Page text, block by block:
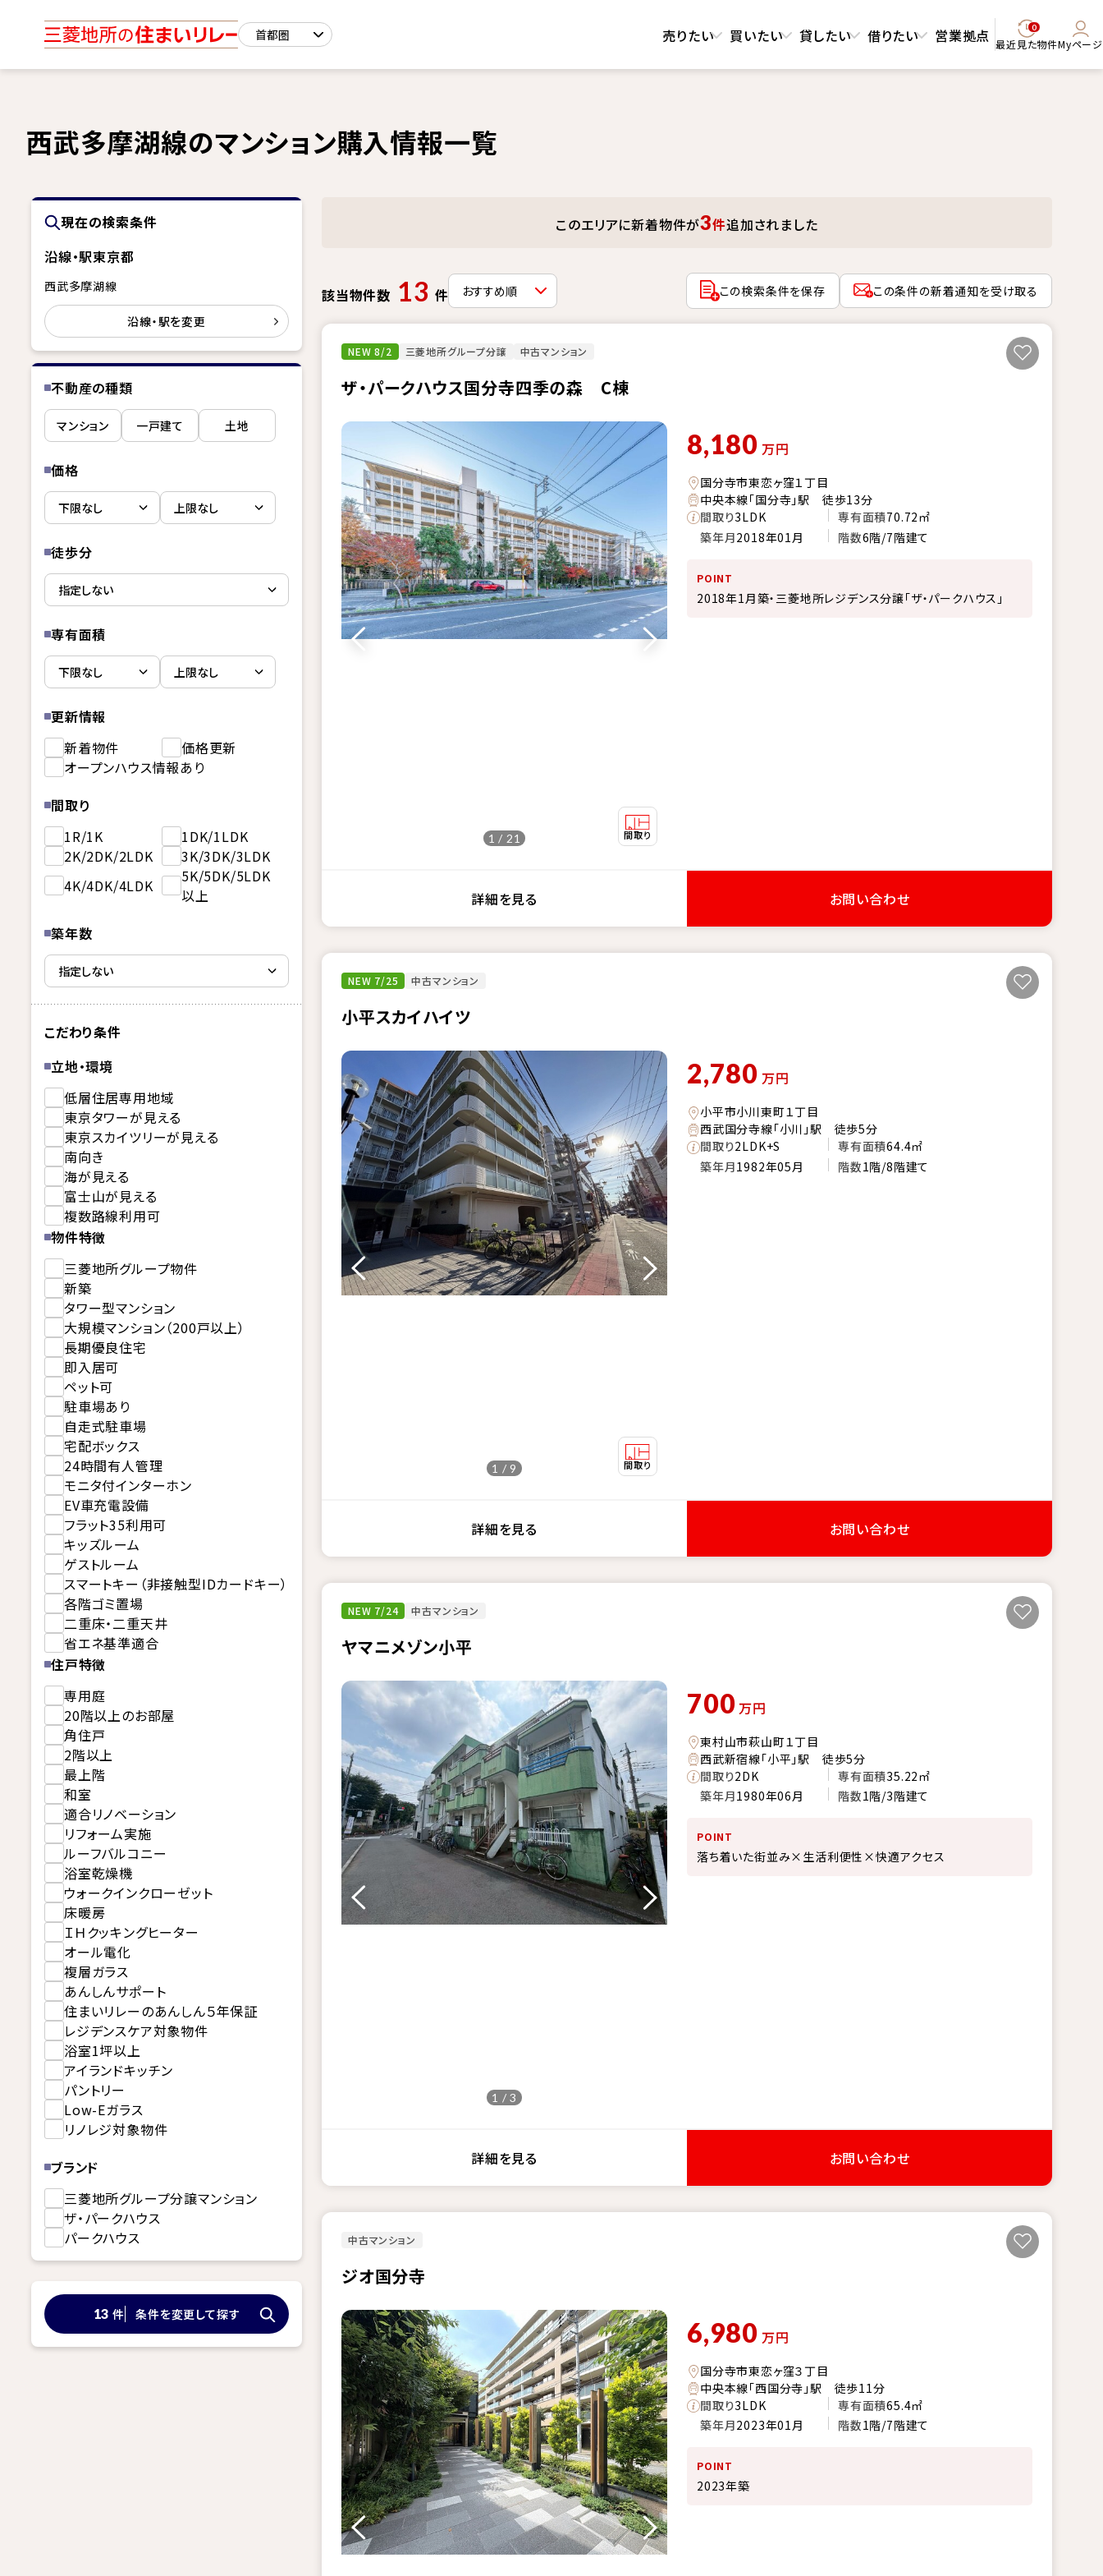
売りたい 買いたい 貸したい 借りたい 営業拠点 0
最近見た物件Myページ
西武多摩湖線のマンション購入情報一覧
現在の検索条件
沿線・駅東京都
西武多摩湖線
沿線・駅を変更
不動産の種類
マンション 一戸建て 土地
価格
徒歩分
専有面積
更新情報
新着物件
価格更新
オープンハウス情報あり
間取り
1R/1K
1DK/1LDK
2K/2DK/2LDK
3K/3DK/3LDK
4K/4DK/4LDK
5K/5DK/5LDK
以上
築年数
こだわり条件
立地・環境
低層住居専用地域
東京タワーが見える
東京スカイツリーが見える
南向き
海が見える
富士山が見える
複数路線利用可
物件特徴
三菱地所グループ物件
新築
タワー型マンション
大規模マンション（200戸以上）
長期優良住宅
即入居可
ペット可
駐車場あり
自走式駐車場
宅配ボックス
24時間有人管理
モニタ付インターホン
EV車充電設備
フラット35利用可
キッズルーム
ゲストルーム
スマートキー（非接触型IDカードキー）
各階ゴミ置場
二重床・二重天井
省エネ基準適合
住戸特徴
専用庭
20階以上のお部屋
角住戸
2階以上
最上階
和室
適合リノベーション
リフォーム実施
ルーフバルコニー
浴室乾燥機
ウォークインクローゼット
床暖房
ＩＨクッキングヒーター
オール電化
複層ガラス
あんしんサポート
住まいリレーのあんしん５年保証
レジデンスケア対象物件
浴室1坪以上
アイランドキッチン
パントリー
Low-Eガラス
リノレジ対象物件
ブランド
三菱地所グループ分譲マンション
ザ・パークハウス
パークハウス
13 件 条件を変更して探す
このエリアに新着物件が3件追加されました
該当物件数 13 件 この検索条件を保存 この条件の新着通知を受け取る
NEW 8/2 三菱地所グループ分譲 中古マンション
ザ・パークハウス国分寺四季の森 C棟
1 / 21
8,180 万円
国分寺市東恋ヶ窪１丁目
中央本線「国分寺」駅 徒歩13分
間取り3LDK 専有面積70.72㎡
築年月2018年01月 階数6階/7階建て
POINT
2018年1月築・三菱地所レジデンス分譲「ザ・パークハウス」
詳細を見る お問い合わせ
NEW 7/25 中古マンション
小平スカイハイツ
1 / 9
2,780 万円
小平市小川東町１丁目
西武国分寺線「小川」駅 徒歩5分
間取り2LDK+S 専有面積64.4㎡
築年月1982年05月 階数1階/8階建て
詳細を見る お問い合わせ
NEW 7/24 中古マンション
ヤマニメゾン小平
1 / 3
700 万円
東村山市萩山町１丁目
西武新宿線「小平」駅 徒歩5分
間取り2DK 専有面積35.22㎡
築年月1980年06月 階数1階/3階建て
POINT
落ち着いた街並み×生活利便性×快適アクセス
詳細を見る お問い合わせ
中古マンション
ジオ国分寺
6,980 万円
国分寺市東恋ヶ窪３丁目
中央本線「西国分寺」駅 徒歩11分
間取り3LDK 専有面積65.4㎡
築年月2023年01月 階数1階/7階建て
POINT
2023年築